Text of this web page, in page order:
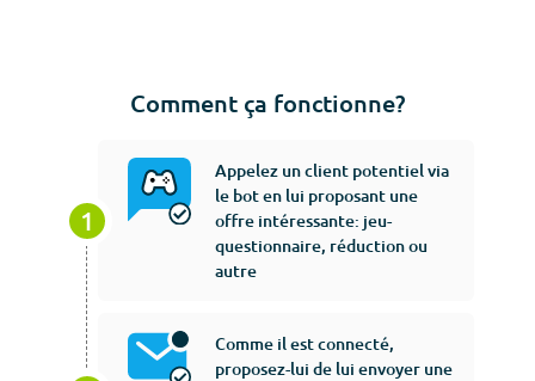
Comment ça fonctionne?
Appelez un client potentiel via
le bot en lui proposant une
offre intéressante: jeu-
questionnaire, réduction ou
autre
Comme il est connecté,
proposez-lui de lui envoyer une